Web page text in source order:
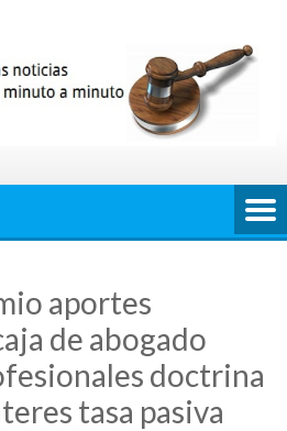
aportes
de abogado
doctrina
tasa pasiva